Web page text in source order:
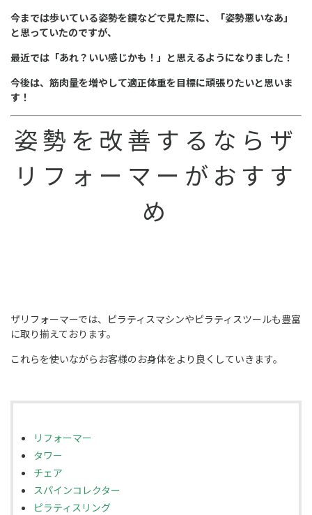
今までは歩いている姿勢を鏡などで見た際に、「姿勢悪いなあ」
と思っていたのですが、
最近では「あれ？いい感じかも！」と思えるようになりました！
今後は、筋肉量を増やして適正体重を目標に頑張りたいと思いま
す！
姿勢を改善するならザ
リフォーマーがおすす
め
ザリフォーマーでは、ピラティスマシンやピラティスツールも豊富
に取り揃えております。
これらを使いながらお客様のお身体をより良くしていきます。
リフォーマー
タワー
チェア
スパインコレクター
ピラティスリング